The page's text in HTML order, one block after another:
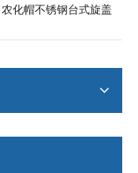
农化帽不锈钢台式旋盖